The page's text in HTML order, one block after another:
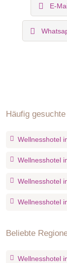
E-
Häufig
Wellnesshotel
Wellnesshotel
Wellnesshotel
Wellnesshotel
Beliebte
Wellnesshotel